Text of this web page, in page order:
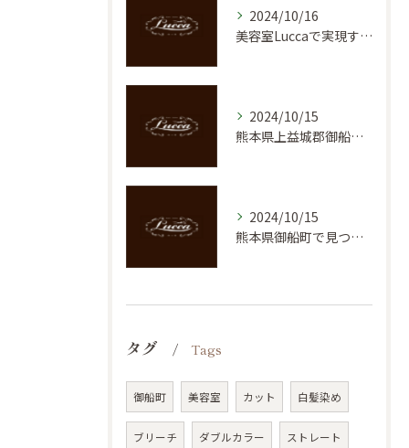
2024/10/16
美容室Luccaで実現する理想の髪質：御船町のトップサロンを紹介
2024/10/15
熊本県上益城郡御船町での魅力的なヘアスタイル体験！美容室の新しいトレンド
2024/10/15
熊本県御船町で見つける理想のメンズカット！ヘアサロンLuccaの魅力
タグ Tags
御船町 美容室 カット 白髪染め
ブリーチ ダブルカラー ストレート